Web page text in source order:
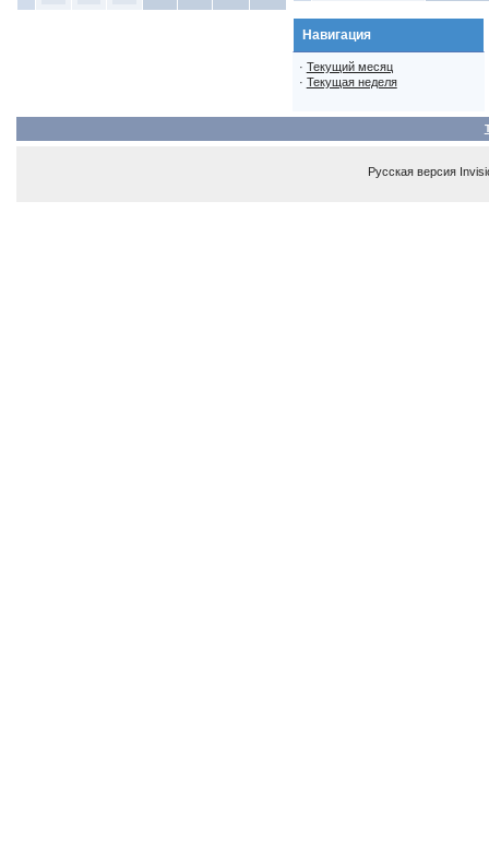
Навигация
· Текущий месяц
· Текущая неделя
Русская версия